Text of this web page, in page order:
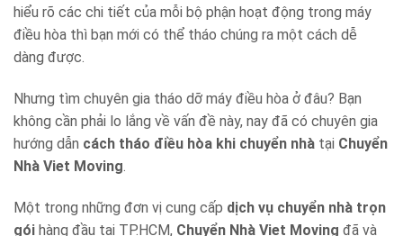
hiểu rõ các chi tiết của mỗi bộ phận hoạt động trong máy
điều hòa thì bạn mới có thể tháo chúng ra một cách dễ
dàng được.
Nhưng tìm chuyên gia tháo dỡ máy điều hòa ở đâu? Bạn
không cần phải lo lắng về vấn đề này, nay đã có chuyên gia
hướng dẫn cách tháo điều hòa khi chuyển nhà tại Chuyển
Nhà Viet Moving.
Một trong những đơn vị cung cấp dịch vụ chuyển nhà trọn
gói hàng đầu tại TP.HCM, Chuyển Nhà Viet Moving đã và